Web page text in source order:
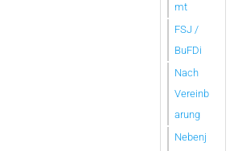
mt
FSJ /
BuFDi
Nach
Vereinb
arung
Nebenj